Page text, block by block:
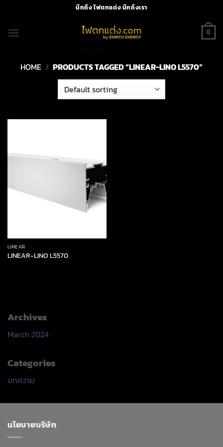
content
นึกถึง ไฟตกแต่ง นึกถึงเรา
0
HOME / PRODUCTS TAGGED “LINEAR-LINO L5570”
LINEAR
LINEAR-LINO L5570
Archives
March 2024
Categories
บทความ
นโยบายบริษัท